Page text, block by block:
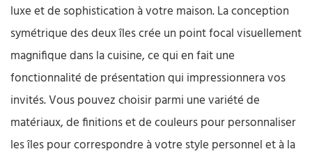
luxe et de sophistication à votre maison. La conception
symétrique des deux îles crée un point focal visuellement
magnifique dans la cuisine, ce qui en fait une
fonctionnalité de présentation qui impressionnera vos
invités. Vous pouvez choisir parmi une variété de
matériaux, de finitions et de couleurs pour personnaliser
les îles pour correspondre à votre style personnel et à la